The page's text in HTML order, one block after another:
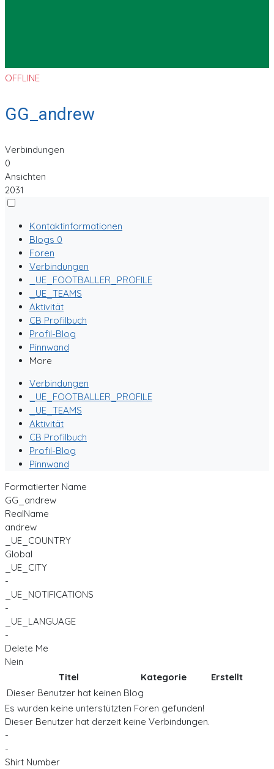
OFFLINE
GG_andrew
Verbindungen
0
Ansichten
2031
Kontaktinformationen
Blogs 0
Foren
Verbindungen
_UE_FOOTBALLER_PROFILE
_UE_TEAMS
Aktivität
CB Profilbuch
Profil-Blog
Pinnwand
More
Verbindungen
_UE_FOOTBALLER_PROFILE
_UE_TEAMS
Aktivität
CB Profilbuch
Profil-Blog
Pinnwand
Formatierter Name
GG_andrew
RealName
andrew
_UE_COUNTRY
Global
_UE_CITY
-
_UE_NOTIFICATIONS
-
_UE_LANGUAGE
-
Delete Me
Nein
Titel
Kategorie
Erstellt
Dieser Benutzer hat keinen Blog
Es wurden keine unterstützten Foren gefunden!
Dieser Benutzer hat derzeit keine Verbindungen.
-
-
Shirt Number